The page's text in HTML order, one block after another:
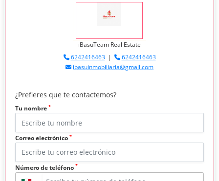
iBasuTeam Real Estate
6242416463|
6242416463
ibasuinmobiliaria@gmail.com
¿Prefieres que te contactemos?
Tu nombre *
Correo electrónico *
Número de teléfono *